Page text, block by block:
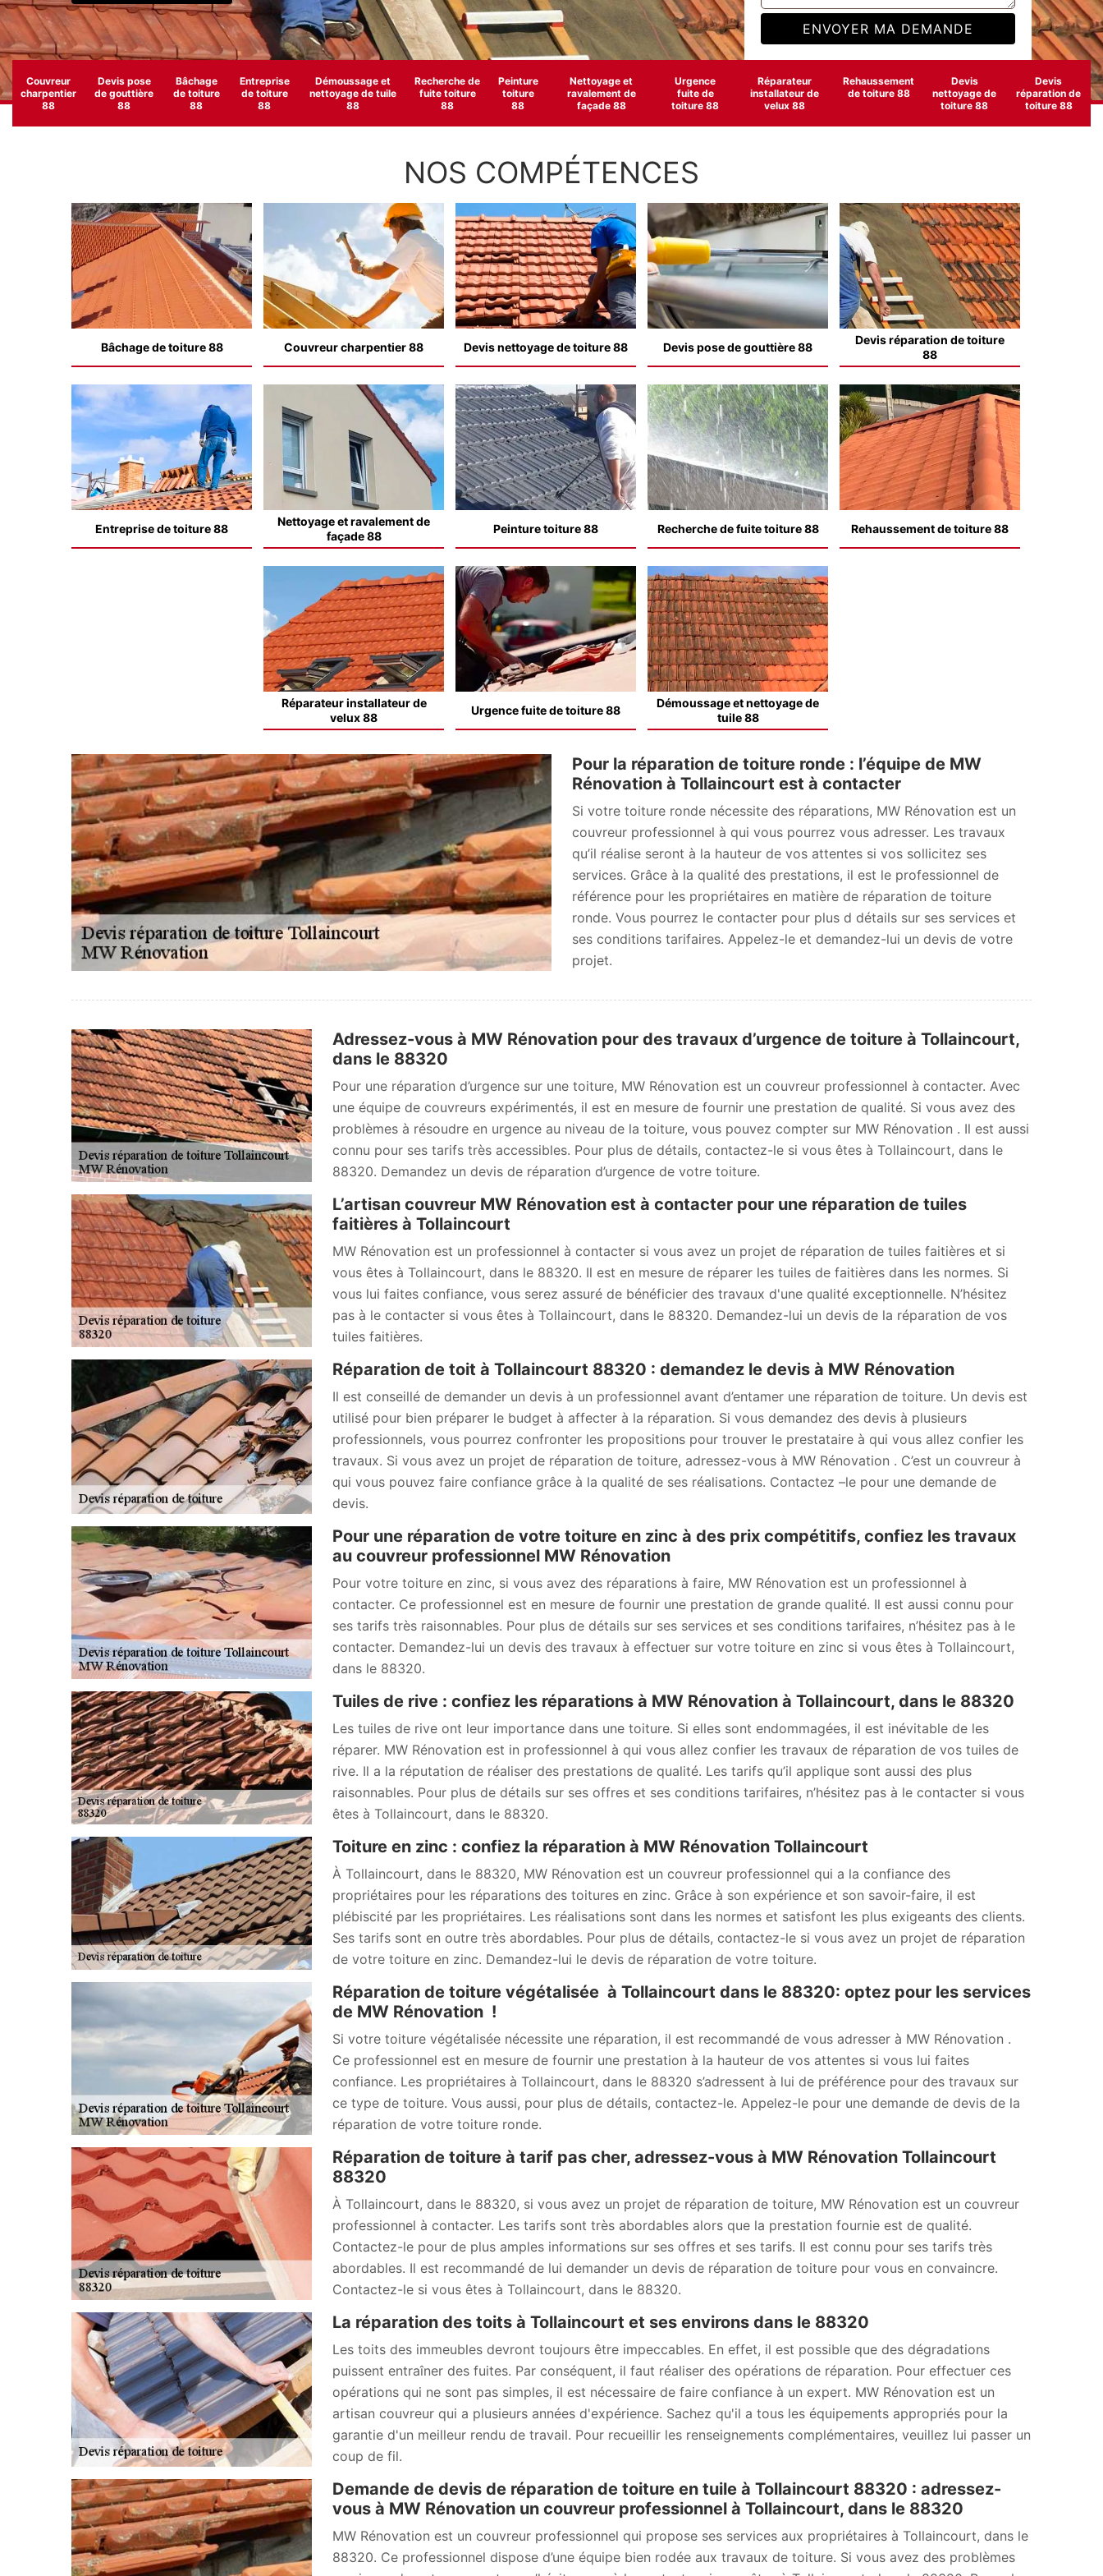
Couvreur
charpentier
88
Devis pose
de gouttière
88
Bâchage
de toiture
88
Entreprise
de toiture
88
Démoussage et
nettoyage de tuile
88
Recherche de
fuite toiture
88
Peinture
toiture
88
Nettoyage et
ravalement de
façade 88
Urgence
fuite de
toiture 88
Réparateur
installateur de
velux 88
Rehaussement
de toiture 88
Devis
nettoyage de
toiture 88
Devis
réparation de
toiture 88
NOS COMPÉTENCES
Bâchage de toiture 88 Couvreur charpentier 88 Devis nettoyage de toiture 88 Devis pose de gouttière 88
Devis réparation de toiture
88
Entreprise de toiture 88
Nettoyage et ravalement de
façade 88
Peinture toiture 88 Recherche de fuite toiture 88 Rehaussement de toiture 88
Réparateur installateur de
velux 88
Urgence fuite de toiture 88
Démoussage et nettoyage de
tuile 88
Pour la réparation de toiture ronde : l’équipe de MW
Rénovation à Tollaincourt est à contacter
Si votre toiture ronde nécessite des réparations, MW Rénovation est un
couvreur professionnel à qui vous pourrez vous adresser. Les travaux
qu’il réalise seront à la hauteur de vos attentes si vos sollicitez ses
services. Grâce à la qualité des prestations, il est le professionnel de
référence pour les propriétaires en matière de réparation de toiture
ronde. Vous pourrez le contacter pour plus d détails sur ses services et
ses conditions tarifaires. Appelez-le et demandez-lui un devis de votre
projet.
Adressez-vous à MW Rénovation pour des travaux d’urgence de toiture à Tollaincourt,
dans le 88320
Pour une réparation d’urgence sur une toiture, MW Rénovation est un couvreur professionnel à contacter. Avec
une équipe de couvreurs expérimentés, il est en mesure de fournir une prestation de qualité. Si vous avez des
problèmes à résoudre en urgence au niveau de la toiture, vous pouvez compter sur MW Rénovation . Il est aussi
connu pour ses tarifs très accessibles. Pour plus de détails, contactez-le si vous êtes à Tollaincourt, dans le
88320. Demandez un devis de réparation d’urgence de votre toiture.
L’artisan couvreur MW Rénovation est à contacter pour une réparation de tuiles
faitières à Tollaincourt
MW Rénovation est un professionnel à contacter si vous avez un projet de réparation de tuiles faitières et si
vous êtes à Tollaincourt, dans le 88320. Il est en mesure de réparer les tuiles de faitières dans les normes. Si
vous lui faites confiance, vous serez assuré de bénéficier des travaux d'une qualité exceptionnelle. N’hésitez
pas à le contacter si vous êtes à Tollaincourt, dans le 88320. Demandez-lui un devis de la réparation de vos
tuiles faitières.
Réparation de toit à Tollaincourt 88320 : demandez le devis à MW Rénovation
Il est conseillé de demander un devis à un professionnel avant d’entamer une réparation de toiture. Un devis est
utilisé pour bien préparer le budget à affecter à la réparation. Si vous demandez des devis à plusieurs
professionnels, vous pourrez confronter les propositions pour trouver le prestataire à qui vous allez confier les
travaux. Si vous avez un projet de réparation de toiture, adressez-vous à MW Rénovation . C’est un couvreur à
qui vous pouvez faire confiance grâce à la qualité de ses réalisations. Contactez –le pour une demande de
devis.
Pour une réparation de votre toiture en zinc à des prix compétitifs, confiez les travaux
au couvreur professionnel MW Rénovation
Pour votre toiture en zinc, si vous avez des réparations à faire, MW Rénovation est un professionnel à
contacter. Ce professionnel est en mesure de fournir une prestation de grande qualité. Il est aussi connu pour
ses tarifs très raisonnables. Pour plus de détails sur ses services et ses conditions tarifaires, n’hésitez pas à le
contacter. Demandez-lui un devis des travaux à effectuer sur votre toiture en zinc si vous êtes à Tollaincourt,
dans le 88320.
Tuiles de rive : confiez les réparations à MW Rénovation à Tollaincourt, dans le 88320
Les tuiles de rive ont leur importance dans une toiture. Si elles sont endommagées, il est inévitable de les
réparer. MW Rénovation est in professionnel à qui vous allez confier les travaux de réparation de vos tuiles de
rive. Il a la réputation de réaliser des prestations de qualité. Les tarifs qu’il applique sont aussi des plus
raisonnables. Pour plus de détails sur ses offres et ses conditions tarifaires, n’hésitez pas à le contacter si vous
êtes à Tollaincourt, dans le 88320.
Toiture en zinc : confiez la réparation à MW Rénovation Tollaincourt
À Tollaincourt, dans le 88320, MW Rénovation est un couvreur professionnel qui a la confiance des
propriétaires pour les réparations des toitures en zinc. Grâce à son expérience et son savoir-faire, il est
plébiscité par les propriétaires. Les réalisations sont dans les normes et satisfont les plus exigeants des clients.
Ses tarifs sont en outre très abordables. Pour plus de détails, contactez-le si vous avez un projet de réparation
de votre toiture en zinc. Demandez-lui le devis de réparation de votre toiture.
Réparation de toiture végétalisée à Tollaincourt dans le 88320: optez pour les services
de MW Rénovation !
Si votre toiture végétalisée nécessite une réparation, il est recommandé de vous adresser à MW Rénovation .
Ce professionnel est en mesure de fournir une prestation à la hauteur de vos attentes si vous lui faites
confiance. Les propriétaires à Tollaincourt, dans le 88320 s’adressent à lui de préférence pour des travaux sur
ce type de toiture. Vous aussi, pour plus de détails, contactez-le. Appelez-le pour une demande de devis de la
réparation de votre toiture ronde.
Réparation de toiture à tarif pas cher, adressez-vous à MW Rénovation Tollaincourt
88320
À Tollaincourt, dans le 88320, si vous avez un projet de réparation de toiture, MW Rénovation est un couvreur
professionnel à contacter. Les tarifs sont très abordables alors que la prestation fournie est de qualité.
Contactez-le pour de plus amples informations sur ses offres et ses tarifs. Il est connu pour ses tarifs très
abordables. Il est recommandé de lui demander un devis de réparation de toiture pour vous en convaincre.
Contactez-le si vous êtes à Tollaincourt, dans le 88320.
La réparation des toits à Tollaincourt et ses environs dans le 88320
Les toits des immeubles devront toujours être impeccables. En effet, il est possible que des dégradations
puissent entraîner des fuites. Par conséquent, il faut réaliser des opérations de réparation. Pour effectuer ces
opérations qui ne sont pas simples, il est nécessaire de faire confiance à un expert. MW Rénovation est un
artisan couvreur qui a plusieurs années d'expérience. Sachez qu'il a tous les équipements appropriés pour la
garantie d'un meilleur rendu de travail. Pour recueillir les renseignements complémentaires, veuillez lui passer un
coup de fil.
Demande de devis de réparation de toiture en tuile à Tollaincourt 88320 : adressez-
vous à MW Rénovation un couvreur professionnel à Tollaincourt, dans le 88320
MW Rénovation est un couvreur professionnel qui propose ses services aux propriétaires à Tollaincourt, dans le
88320. Ce professionnel dispose d’une équipe bien rodée aux travaux de toiture. Si vous avez des problèmes